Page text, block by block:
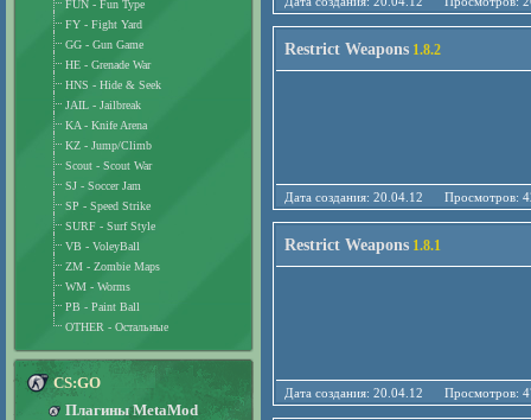
Restrict Weapons 1.8.2
Дата создания: 20.04.12
Restrict Weapons 1.8.1
Дата создания: 20.04.12
FUN - Fun Type
FY - Fight Yard
GG - Gun Game
HE - Grenade War
HNS - Hide & Seek
JAIL - Jailbreak
KA - Knife Arena
KZ - Jump/Climb
Scout - Scout War
SJ - Soccer Jam
SP - Speed Strike
SURF - Surf Style
VB - VoleyBall
ZM - Zombie Maps
WM - Worms
PB - Paint Ball
OTHER - Остальные
CS:GO
Плагины MetaMod